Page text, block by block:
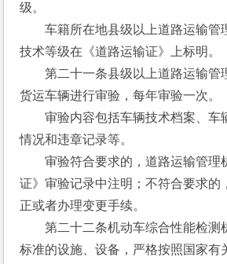
级。
车籍所在地县级以上道路运输管
技术等级在《道路运输证》上标明。
第二十一条县级以上道路运输管
货运车辆进行审验，每年审验一次。
审验内容包括车辆技术档案、车
情况和违章记录等。
审验符合要求的，道路运输管理
证》审验记录中注明；不符合要求的
正或者办理变更手续。
第二十二条机动车综合性能检测
标准的设施、设备，严格按照国家有